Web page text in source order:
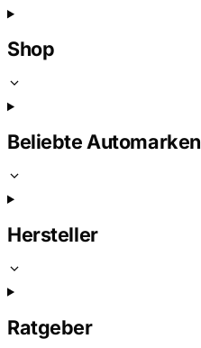
Shop
Beliebte Automarken
Hersteller
Ratgeber